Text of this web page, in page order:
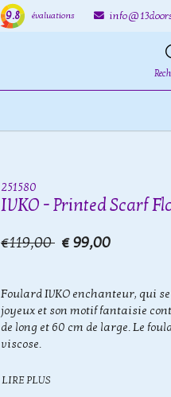
9.8 évaluations
251580
IVKO - Printed Scarf
€119,00 € 99,00
Foulard IVKO enchanteur, qui
joyeux et son motif fantaisie
de long et 60 cm de large. Le
viscose.
LIRE PLUS